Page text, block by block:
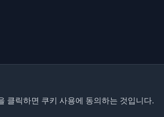
클릭하면 쿠키 사용에 동의하는 것입니다.